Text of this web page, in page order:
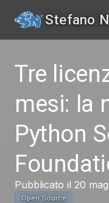
Stefano
Tre
mesi: la
Python
Pubblicato il 20
Open Source